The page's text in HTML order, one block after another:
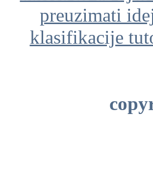
preuzimati
klasifikacije